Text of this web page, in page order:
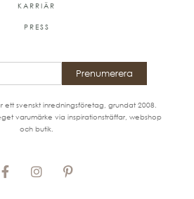
KARRIÄR
PRESS
Prenumerera
ett svenskt inredningsföretag, grundat 2008.
varumärke via inspirationsträffar, webshop
och butik.